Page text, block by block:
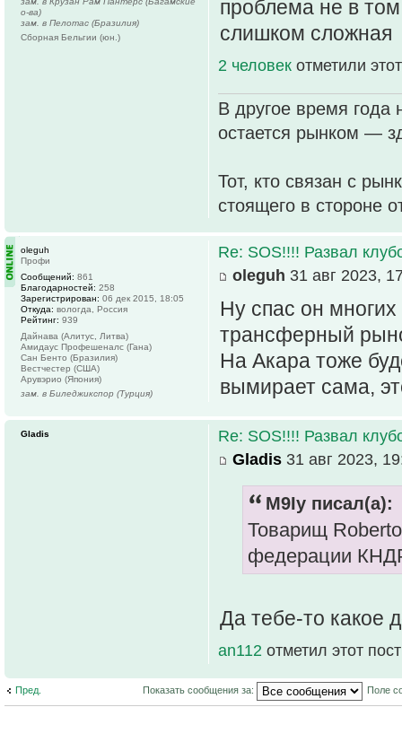
проблема не в
слишком сложная
2 человек отметили
В другое время года
остается рынком —
Тот, кто связан с
стоящего в стороне
о-ва)
зам. в Пелотас (Бразилия)
Сборная Бельгии (юн.)
Re: SOS!!!! Развал
oleguh 31 авг 2023,
Ну спас он многих
трансферный
На Акара тоже
вымирает сама,
oleguh
Профи
Сообщений: 861
Благодарностей: 258
Зарегистрирован: 06 дек 2015, 18:05
Откуда: вологда, Россия
Рейтинг: 939
Дайнава (Алитус, Литва)
Амидаус Профешеналс (Гана)
Сан Бенто (Бразилия)
Вестчестер (США)
Арувэрио (Япония)
зам. в Биледжикспор (Турция)
Re: SOS!!!! Развал
Gladis 31 авг 2023,
M9Iy писал(а):
Товарищ
федерации
Да тебе-то какое
an112 отметил этот
Gladis
Пред. Показать сообщения за: Поле